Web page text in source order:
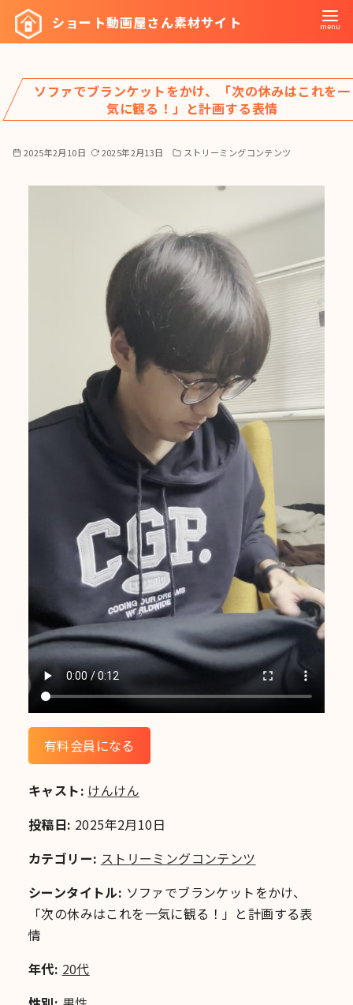
ツ
へ
ショート動画屋さん素材サイト
ソファでブランケットをかけ、「次の休みはこれを一
気に観る！」と計画する表情
2025年2月10日 2025年2月13日 ストリーミングコンテンツ
有料会員になる
キャスト: けんけん
投稿日: 2025年2月10日
カテゴリー: ストリーミングコンテンツ
シーンタイトル: ソファでブランケットをかけ、
「次の休みはこれを一気に観る！」と計画する表
情
年代: 20代